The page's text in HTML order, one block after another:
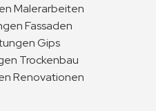
Malerarbeiten
Fassaden
Gips
Trockenbau
Renovationen